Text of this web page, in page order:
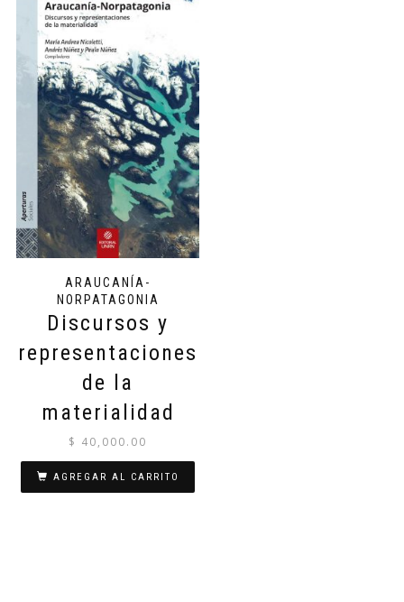
ARAUCANÍA-
NORPATAGONIA
Discursos y
representaciones
de la
materialidad
$ 40,000.00
AGREGAR AL CARRITO